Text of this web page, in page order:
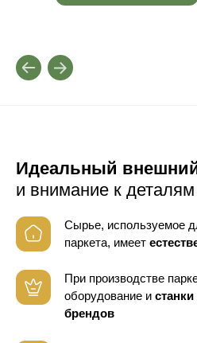
Идеальный
и внимание к деталям
Сырье, используемое
паркета, имеет
При производстве
оборудование и
брендов